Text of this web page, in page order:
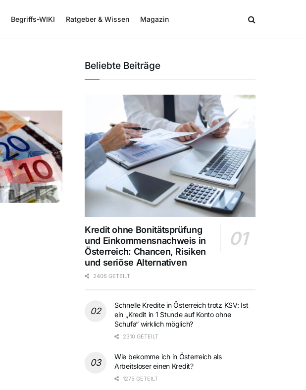
Begriffs-WIKI Ratgeber & Wissen Magazin
Beliebte Beiträge
Kredit ohne Bonitätsprüfung
und Einkommensnachweis in
Österreich: Chancen, Risiken
und seriöse Alternativen
2406 GETEILT
Schnelle Kredite in Österreich trotz KSV: Ist
ein „Kredit in 1 Stunde auf Konto ohne
Schufa“ wirklich möglich?
2310 GETEILT
Wie bekomme ich in Österreich als
Arbeitsloser einen Kredit?
1275 GETEILT